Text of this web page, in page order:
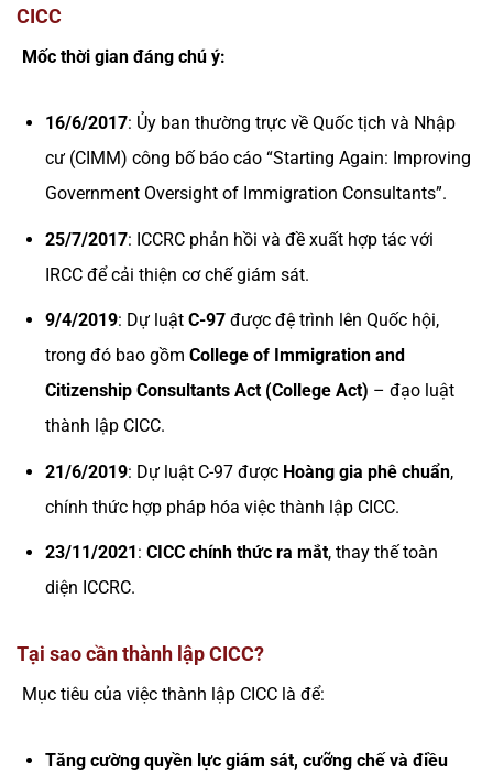
CICC
Mốc thời gian đáng chú ý:
16/6/2017: Ủy ban thường trực về Quốc tịch và Nhập
cư (CIMM) công bố báo cáo “Starting Again: Improving
Government Oversight of Immigration Consultants”.
25/7/2017: ICCRC phản hồi và đề xuất hợp tác với
IRCC để cải thiện cơ chế giám sát.
9/4/2019: Dự luật C-97được đệ trình lên Quốc hội,
trong đó bao gồm College of Immigration and
Citizenship Consultants Act (College Act) – đạo luật
thành lập CICC.
21/6/2019: Dự luật C-97 được Hoàng gia phê chuẩn,
chính thức hợp pháp hóa việc thành lập CICC.
23/11/2021 : CICC chính thức ra mắt, thay thế toàn
diện ICCRC.
Tại sao cần thành lập CICC?
Mục tiêu của việc thành lập CICC là để:
Tăng cường quyền lực giám sát, cưỡng chế và điều